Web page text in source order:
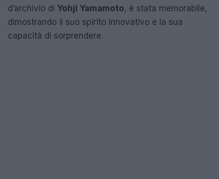
d’archivio di Yohji Yamamoto, è stata memorabile,
dimostrando il suo spirito innovativo e la sua
capacità di sorprendere.